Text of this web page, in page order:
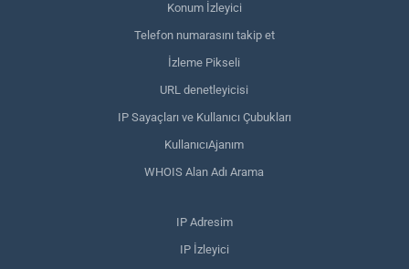
Konum İzleyici
Telefon numarasını takip et
İzleme Pikseli
URL denetleyicisi
IP Sayaçları ve Kullanıcı Çubukları
KullanıcıAjanım
WHOIS Alan Adı Arama
IP Adresim
IP İzleyici